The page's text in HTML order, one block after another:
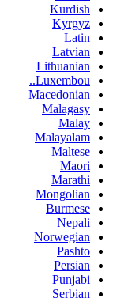
Kurdish
Kyrgyz
Latin
Latvian
Lithuanian
Luxembou..
Macedonian
Malagasy
Malay
Malayalam
Maltese
Maori
Marathi
Mongolian
Burmese
Nepali
Norwegian
Pashto
Persian
Punjabi
Serbian